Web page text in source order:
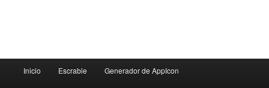
Inicio Escrable Generador de AppIcon